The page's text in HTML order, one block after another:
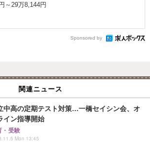
～29万8,144円
Sponsored by
関連ニュース
中高の定期テスト対策…一橋セイシン会、オ
イン指導開始
・受験
Mon 13:45